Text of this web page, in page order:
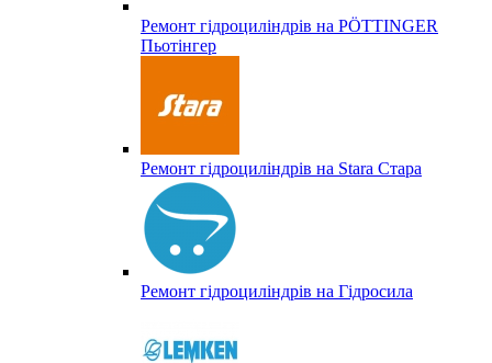
Ремонт гідроциліндрів на PÖTTINGER
Пьотінгер
Ремонт гідроциліндрів на Stara Стара
Ремонт гідроциліндрів на Гідросила